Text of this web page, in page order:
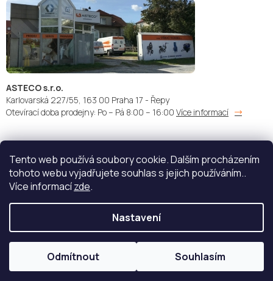
Tento web používá soubory cookie. Dalším procházením
tohoto webu vyjadřujete souhlas s jejich používáním..
Více informacízde.
Nastavení
Odmítnout Souhlasím
ASTECO s.r.o.
Karlovarská 227/55, 163 00 Praha 17 - Řepy
Otevírací doba prodejny: Po – Pá 8:00 – 16:00 Více informací
Doprava: Platba:
Vytvořil Shoptet | NakódovaleshopGuru
STŘÍKACÍ TECHNIKA - ASTECO s.r.o.
práva vyhrazena.Upravit nastavení cookies